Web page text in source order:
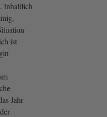
Inhaltlich
ist
Jahr